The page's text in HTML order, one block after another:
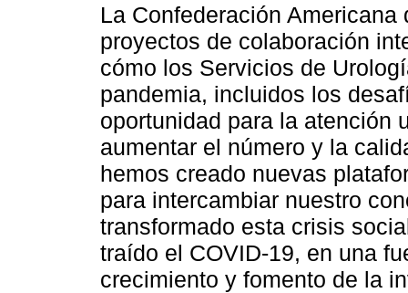
La Confederación
proyectos de colaboración
cómo los Servicios de
pandemia, incluidos los
oportunidad para la atención
aumentar el número y la
hemos creado nuevas
para intercambiar nuestro
transformado esta crisis
traído el COVID-19, en una
crecimiento y fomento de la